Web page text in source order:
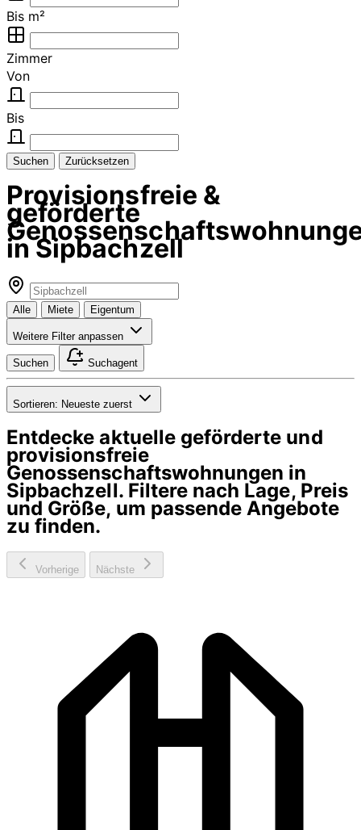
Bis m²
Zimmer
Von
Bis
Suchen Zurücksetzen
Provisionsfreie &
geförderte
in Sipbachzell
Alle Miete Eigentum
Weitere Filter anpassen
Suchen Suchagent
Sortieren: Neueste zuerst
Entdecke aktuelle geförderte und
provisionsfreie
Genossenschaftswohnungen in
Sipbachzell. Filtere nach Lage, Preis
und Größe, um passende Angebote
zu finden.
Vorherige Nächste